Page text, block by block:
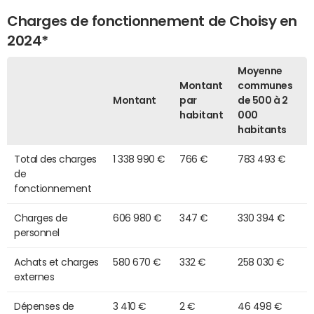
Charges de fonctionnement de Choisy en
2024*
Montant
Montant
par
habitant
Moyenne
communes
de 500 à 2
000
habitants
Total des charges
de
fonctionnement
1 338 990 € 766 € 783 493 €
Charges de
personnel
606 980 € 347 € 330 394 €
Achats et charges
externes
580 670 € 332 € 258 030 €
Dépenses de 3 410 € 2 € 46 498 €